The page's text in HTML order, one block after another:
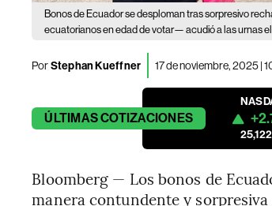
Bonos de Ecuador se desploman tras sorpresivo
ecuatorianos en edad de votar— acudió a las urnas
PorStephan Kueffner 17 de noviembre, 2025 |
ÚLTIMASCOTIZACIONES
Bloomberg — Los bonos de
manera contundente y